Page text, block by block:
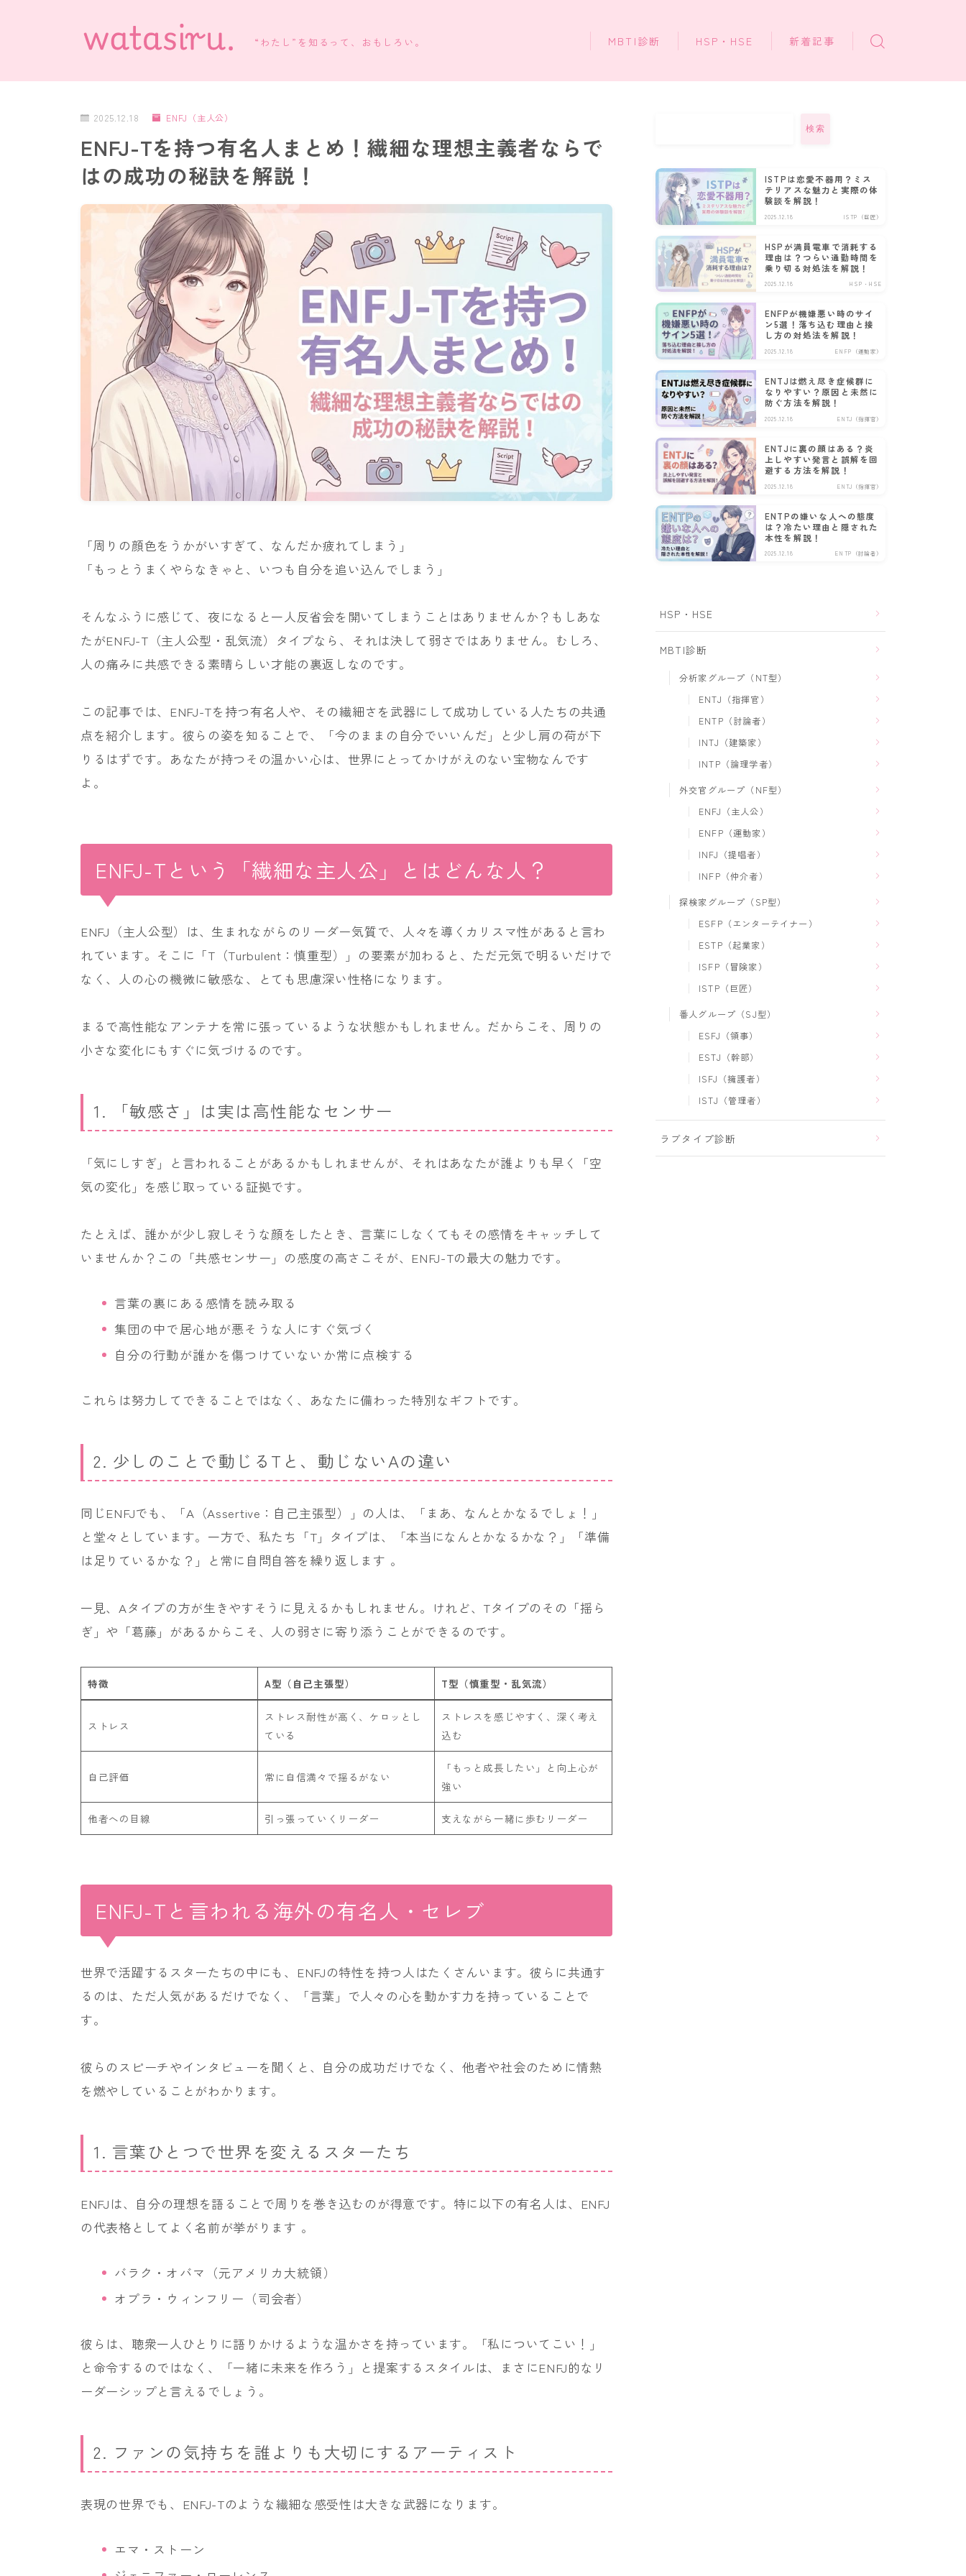
“わたし”を知るって、おもしろい。 MBTI診断 HSP・HSE 新着記事
2025.12.18 ENFJ（主人公）
ENFJ-Tを持つ有名人まとめ！繊細な理想主義者ならで
はの成功の秘訣を解説！
「周りの顔色をうかがいすぎて、なんだか疲れてしまう」
「もっとうまくやらなきゃと、いつも自分を追い込んでしまう」
そんなふうに感じて、夜になると一人反省会を開いてしまうことはありませんか？もしあな
たがENFJ-T（主人公型・乱気流）タイプなら、それは決して弱さではありません。むしろ、
人の痛みに共感できる素晴らしい才能の裏返しなのです。
この記事では、ENFJ-Tを持つ有名人や、その繊細さを武器にして成功している人たちの共通
点を紹介します。彼らの姿を知ることで、「今のままの自分でいいんだ」と少し肩の荷が下
りるはずです。あなたが持つその温かい心は、世界にとってかけがえのない宝物なんです
よ。
ENFJ-Tという「繊細な主人公」とはどんな人？
ENFJ（主人公型）は、生まれながらのリーダー気質で、人々を導くカリスマ性があると言わ
れています。そこに「T（Turbulent：慎重型）」の要素が加わると、ただ元気で明るいだけで
なく、人の心の機微に敏感な、とても思慮深い性格になります。
まるで高性能なアンテナを常に張っているような状態かもしれません。だからこそ、周りの
小さな変化にもすぐに気づけるのです。
1. 「敏感さ」は実は高性能なセンサー
「気にしすぎ」と言われることがあるかもしれませんが、それはあなたが誰よりも早く「空
気の変化」を感じ取っている証拠です。
たとえば、誰かが少し寂しそうな顔をしたとき、言葉にしなくてもその感情をキャッチして
いませんか？この「共感センサー」の感度の高さこそが、ENFJ-Tの最大の魅力です。
言葉の裏にある感情を読み取る
集団の中で居心地が悪そうな人にすぐ気づく
自分の行動が誰かを傷つけていないか常に点検する
これらは努力してできることではなく、あなたに備わった特別なギフトです。
2. 少しのことで動じるTと、動じないAの違い
同じENFJでも、「A（Assertive：自己主張型）」の人は、「まあ、なんとかなるでしょ！」
と堂々としています。一方で、私たち「T」タイプは、「本当になんとかなるかな？」「準備
は足りているかな？」と常に自問自答を繰り返します 。
一見、Aタイプの方が生きやすそうに見えるかもしれません。けれど、Tタイプのその「揺ら
ぎ」や「葛藤」があるからこそ、人の弱さに寄り添うことができるのです。
特徴 A型（自己主張型） T型（慎重型・乱気流）
ストレス
ストレス耐性が高く、ケロッとし
ている
ストレスを感じやすく、深く考え
込む
自己評価 常に自信満々で揺るがない
「もっと成長したい」と向上心が
強い
他者への目線 引っ張っていくリーダー 支えながら一緒に歩むリーダー
ENFJ-Tと言われる海外の有名人・セレブ
世界で活躍するスターたちの中にも、ENFJの特性を持つ人はたくさんいます。彼らに共通す
るのは、ただ人気があるだけでなく、「言葉」で人々の心を動かす力を持っていることで
す。
彼らのスピーチやインタビューを聞くと、自分の成功だけでなく、他者や社会のために情熱
を燃やしていることがわかります。
1. 言葉ひとつで世界を変えるスターたち
ENFJは、自分の理想を語ることで周りを巻き込むのが得意です。特に以下の有名人は、ENFJ
の代表格としてよく名前が挙がります 。
バラク・オバマ（元アメリカ大統領）
オプラ・ウィンフリー（司会者）
彼らは、聴衆一人ひとりに語りかけるような温かさを持っています。「私についてこい！」
と命令するのではなく、「一緒に未来を作ろう」と提案するスタイルは、まさにENFJ的なリ
ーダーシップと言えるでしょう。
2. ファンの気持ちを誰よりも大切にするアーティスト
表現の世界でも、ENFJ-Tのような繊細な感受性は大きな武器になります。
エマ・ストーン
検索
ISTPは恋愛不器用？ミス
テリアスな魅力と実際の体
験談を解説！
2025.12.18 ISTP（巨匠）
HSPが満員電車で消耗する
理由は？つらい通勤時間を
乗り切る対処法を解説！
2025.12.18 HSP・HSE
ENFPが機嫌悪い時のサイ
ン5選！落ち込む理由と接
し方の対処法を解説！
2025.12.18 ENFP（運動家）
ENTJは燃え尽き症候群に
なりやすい？原因と未然に
防ぐ方法を解説！
2025.12.18 ENTJ（指揮官）
ENTJに裏の顔はある？炎
上しやすい発言と誤解を回
避する方法を解説！
2025.12.18 ENTJ（指揮官）
ENTPの嫌いな人への態度
は？冷たい理由と隠された
本性を解説！
2025.12.18 ENTP（討論者）
HSP・HSE
MBTI診断
分析家グループ（NT型）
ENTJ（指揮官）
ENTP（討論者）
INTJ（建築家）
INTP（論理学者）
外交官グループ（NF型）
ENFJ（主人公）
ENFP（運動家）
INFJ（提唱者）
INFP（仲介者）
探検家グループ（SP型）
ESFP（エンターテイナー）
ESTP（起業家）
ISFP（冒険家）
ISTP（巨匠）
番人グループ（SJ型）
ESFJ（領事）
ESTJ（幹部）
ISFJ（擁護者）
ISTJ（管理者）
ラブタイプ診断